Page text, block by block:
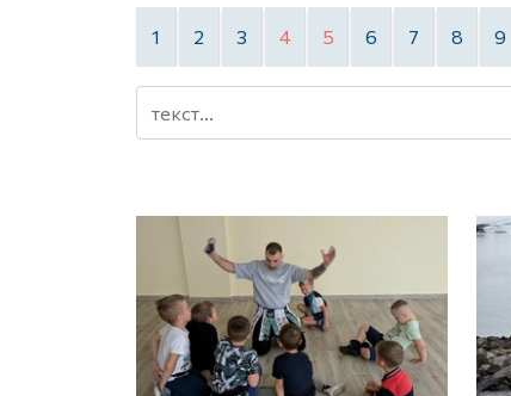
1 2 3 4 5 6 7 8 9